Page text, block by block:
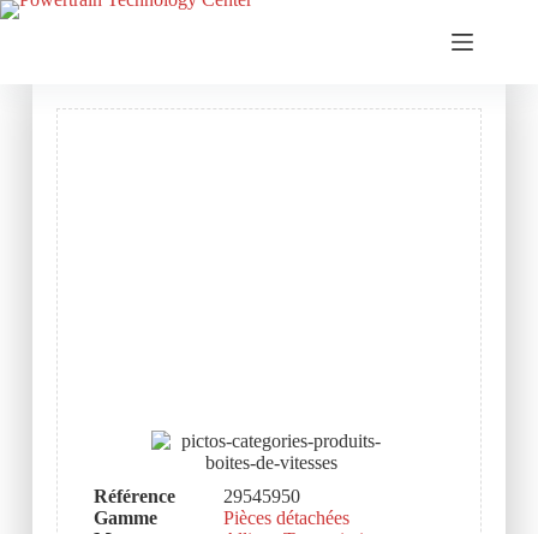
Référence
29545950
Gamme
Pièces détachées